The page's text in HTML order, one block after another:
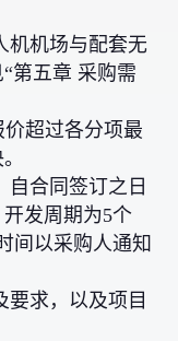
机机场与配套无
第五章 采购需
超过各分项最
自合同签订之日
发周期为5个
间以采购人通知
要求，以及项目